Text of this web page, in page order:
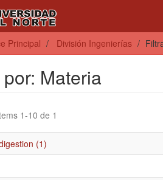
Principal División Ingenierías
Materia
1-10 de 1
(1)